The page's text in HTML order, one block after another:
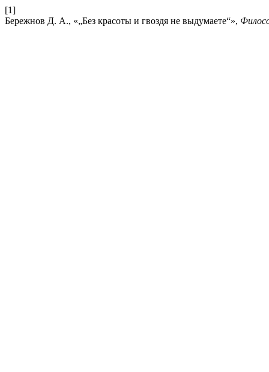
[1]
Бережнов Д. А., «„Без красоты и гвоздя не выдумаете“»,